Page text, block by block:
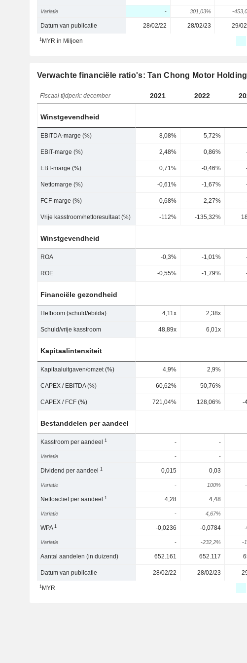
Variatie - 301,03% -
Datum van publicatie 28/02/22 28/02/23 29/
1MYR in Miljoen
Verwachte financiële ratio's: Tan Chong Motor
Fiscaal tijdperk: december 2021 2022
Winstgevendheid
EBITDA-marge (%) 8,08% 5,72%
EBIT-marge (%) 2,48% 0,86%
EBT-marge (%) 0,71% -0,46%
Nettomarge (%) -0,61% -1,67%
FCF-marge (%) 0,68% 2,27%
Vrije kasstroom/nettoresultaat (%) -112% -135,32%
Winstgevendheid
ROA -0,3% -1,01%
ROE -0,55% -1,79%
Financiële gezondheid
Hefboom (schuld/ebitda) 4,11x 2,38x
Schuld/vrije kasstroom 48,89x 6,01x
Kapitaalintensiteit
Kapitaaluitgaven/omzet (%) 4,9% 2,9%
CAPEX / EBITDA (%) 60,62% 50,76%
CAPEX / FCF (%) 721,04% 128,06% -
Bestanddelen per aandeel
Kasstroom per aandeel1 - -
Variatie - -
Dividend per aandeel1 0,015 0,03
Variatie - 100%
Nettoactief per aandeel1 4,28 4,48
Variatie - 4,67%
WPA1 -0,0236 -0,0784
Variatie - -232,2% -
Aantal aandelen (in duizend) 652.161 652.117
Datum van publicatie 28/02/22 28/02/23
1MYR